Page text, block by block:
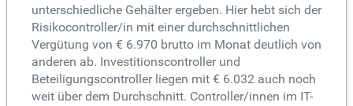
unterschiedliche Gehälter ergeben. Hier hebt sich der
Risikocontroller/in mit einer durchschnittlichen
Vergütung von € 6.970 brutto im Monat deutlich von
anderen ab. Investitionscontroller und
Beteiligungscontroller liegen mit € 6.032 auch noch
weit über dem Durchschnitt. Controller/innen im IT-